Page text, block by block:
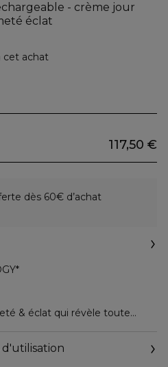
- crème jour
éclat
cet achat
117,50 €
dès 60€ d’achat
& éclat qui révèle toute
et éclat long terme.
d'utilisation